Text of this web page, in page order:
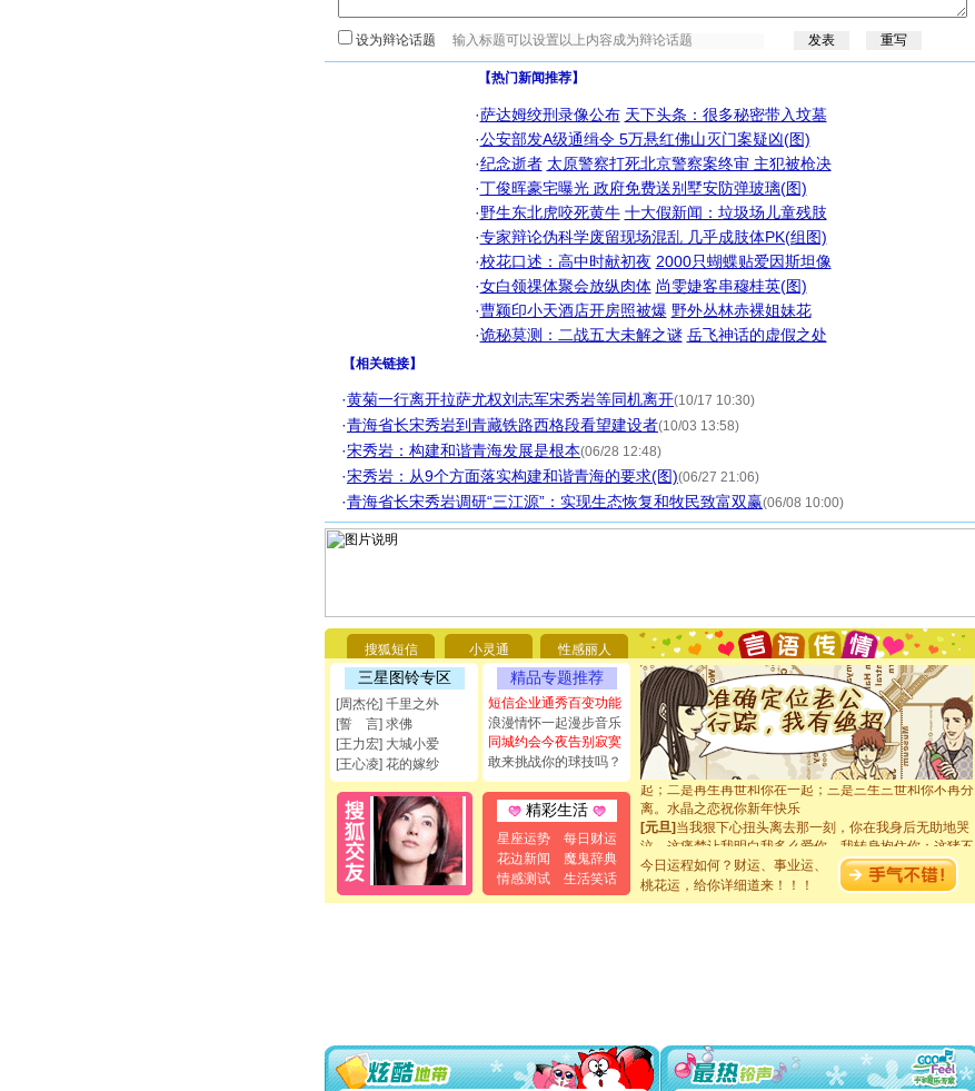
设为辩论话题
【热门新闻推荐】
·萨达姆绞刑录像公布 天下头条：很多秘密带入坟墓
·公安部发A级通缉令 5万悬红佛山灭门案疑凶(图)
·纪念逝者 太原警察打死北京警察案终审 主犯被枪决
·丁俊晖豪宅曝光 政府免费送别墅安防弹玻璃(图)
·野生东北虎咬死黄牛 十大假新闻：垃圾场儿童残肢
·专家辩论伪科学废留现场混乱 几乎成肢体PK(组图)
·校花口述：高中时献初夜 2000只蝴蝶贴爱因斯坦像
·女白领祼体聚会放纵肉体 尚雯婕客串穆桂英(图)
·曹颖印小天酒店开房照被爆 野外丛林赤裸姐妹花
·诡秘莫测：二战五大未解之谜 岳飞神话的虚假之处
【相关链接】
·黄菊一行离开拉萨尤权刘志军宋秀岩等同机离开(10/17 10:30)
·青海省长宋秀岩到青藏铁路西格段看望建设者(10/03 13:58)
·宋秀岩：构建和谐青海发展是根本(06/28 12:48)
·宋秀岩：从9个方面落实构建和谐青海的要求(图)(06/27 21:06)
·青海省长宋秀岩调研“三江源”：实现生态恢复和牧民致富双赢(06/08 10:00)
搜狐短信 小灵通 性感丽人
三星图铃专区
[周杰伦] 千里之外
[誓 言] 求佛
[王力宏] 大城小爱
[王心凌] 花的嫁纱
精品专题推荐
短信企业通秀百变功能
浪漫情怀一起漫步音乐
同城约会今夜告别寂寞
敢来挑战你的球技吗？
精彩生活
星座运势
每日财运
花边新闻
魔鬼辞典
情感测试
生活笑话
能正大光明地骚扰你,告诉你,圣诞要快乐!新年要快乐!天天
都要快乐噢!
[圣诞节]奉上一颗祝福的心,在这个特别的日子里,愿幸福,
如意,快乐,鲜花,一切美好的祝愿与你同在.圣诞快乐!
[元旦]看到你我会触电；看不到你我要充电；没有你我会
断电。爱你是我职业，想你是我事业，抱你是我特长，吻
你是我专业！水晶之恋祝你新年快乐
[元旦]如果上天让我许三个愿望，一是今生今世和你在一
起；二是再生再世和你在一起；三是三生三世和你不再分
离。水晶之恋祝你新年快乐
[元旦]当我狠下心扭头离去那一刻，你在我身后无助地哭
泣，这痛楚让我明白我多么爱你。我转身抱住你：这猪不
卖了。水晶之恋祝你新年快乐。
[春节]风柔雨润好月圆，半岛铁盒伴身边，每日尽显开心
颜！冬去春来似水如烟，劳碌人生需尽欢！听一曲轻歌，
[圣诞节]不只这样的日子才会想起你,而是这样的日子才
能正大光明地骚扰你,告诉你,圣诞要快乐!新年要快乐!天天
都要快乐噢!
今日运程如何？财运、事业运、
桃花运，给你详细道来！！！